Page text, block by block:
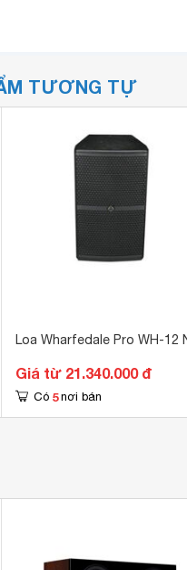
TƯƠNG TỰ
Loa Wharfedale Pro WH-12
Giá từ 21.340.000 đ
Có 5 nơi bán